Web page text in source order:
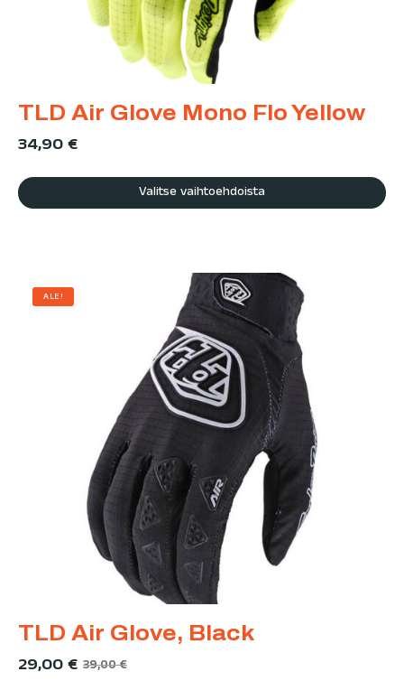
TLD Air Glove Mono Flo Yellow
34,90€
Valitse vaihtoehdoista
ALE!
TLD Air Glove, Black
29,00€ 39,00€